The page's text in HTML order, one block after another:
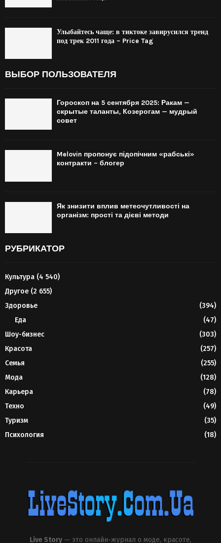
Улыбайтесь чаще: в тиктоке завирусился тренд
под трек 2011 года – Price Tag
ВЫБОР ПОЛЬЗОВАТЕЛЯ
Гороскоп на 5 сентября 2025: Ракам —
скрытые таланты, Козерогам — мудрый
совет
Melovin пропонує підопічним «рабські»
контракти – блогер
Як знизити вплив метеочутливості на
організм: прості та дієві методи
РУБРИКАТОР
Культура (4 540)
Другое (2 655)
Здоровье
(394)
Еда
(47)
Шоу-бизнес
(303)
Красота
(257)
Семья
(255)
Мода
(128)
Карьера
(78)
Техно
(49)
Туризм
(35)
Психология
(18)
Live Story — это онлайн-журнал о моде, красоте,